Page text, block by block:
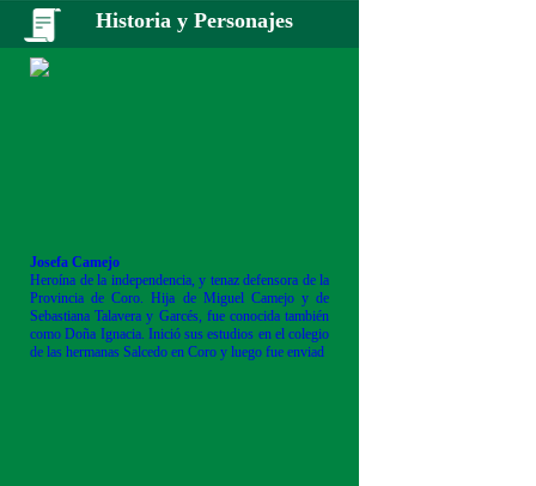
Historia y Personajes
Josefa Camejo
Heroína de la independencia, y tenaz defensora de la
Provincia de Coro. Hija de Miguel Camejo y de
Sebastiana Talavera y Garcés, fue conocida también
como Doña Ignacia. Inició sus estudios en el colegio
de las hermanas Salcedo en Coro y luego fue enviad